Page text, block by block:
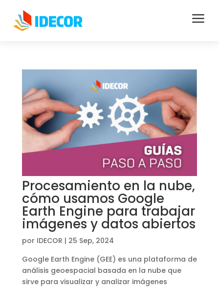
a
Procesamiento en la nube,
cómo usamos Google
Earth Engine para trabajar
imágenes y datos abiertos
por IDECOR | 25 Sep, 2024
Google Earth Engine (GEE) es una plataforma de
análisis geoespacial basada en la nube que
sirve para visualizar y analizar imágenes